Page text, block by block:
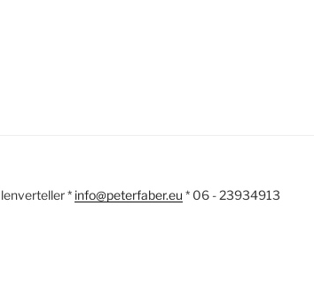
* info@peterfaber.eu * 06 - 23934913